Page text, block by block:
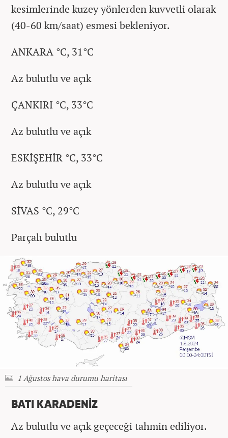
kesimlerinde kuzey yönlerden kuvvetli olarak
(40-60 km/saat) esmesi bekleniyor.
ANKARA °C, 31°C
Az bulutlu ve açık
ÇANKIRI °C, 33°C
Az bulutlu ve açık
ESKİŞEHİR °C, 33°C
Az bulutlu ve açık
SİVAS °C, 29°C
Parçalı bulutlu
1 Ağustos hava durumu haritası
BATI KARADENİZ
Az bulutlu ve açık geçeceği tahmin ediliyor.